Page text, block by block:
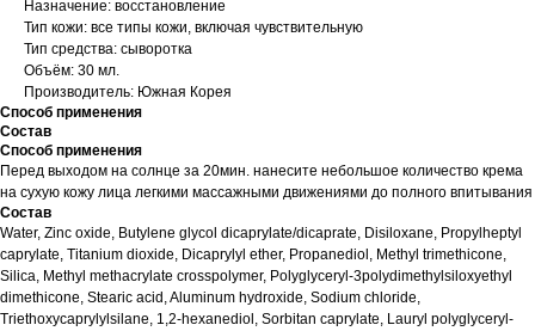
Назначение: восстановление
Тип кожи: все типы кожи, включая чувствительную
Тип средства: сыворотка
Объём: 30 мл.
Производитель: Южная Корея
Способ применения
Состав
Способ применения
Перед выходом на солнце за 20мин. нанесите небольшое количество крема
на сухую кожу лица легкими массажными движениями до полного впитывания
Состав
Water, Zinc oxide, Butylene glycol dicaprylate/dicaprate, Disiloxane, Propylheptyl
caprylate, Titanium dioxide, Dicaprylyl ether, Propanediol, Methyl trimethicone,
Silica, Methyl methacrylate crosspolymer, Polyglyceryl-3polydimethylsiloxyethyl
dimethicone, Stearic acid, Aluminum hydroxide, Sodium chloride,
Triethoxycaprylylsilane, 1,2-hexanediol, Sorbitan caprylate, Lauryl polyglyceryl-